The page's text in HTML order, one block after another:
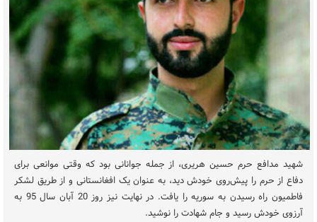
شهید مدافع حرم حسین هریری، از جمله جوانانی بود که وقتی موانعی برای
دفاع از حرم را پیش‌روی خودش دید، به عنوان یک افغانستانی و از طریق لشکر
فاطمیون راه رسیدن به سوریه را یافت. در نهایت نیز روز 20 آبان سال 95 به
آرزوی خودش رسید و جام شهادت را نوشید.